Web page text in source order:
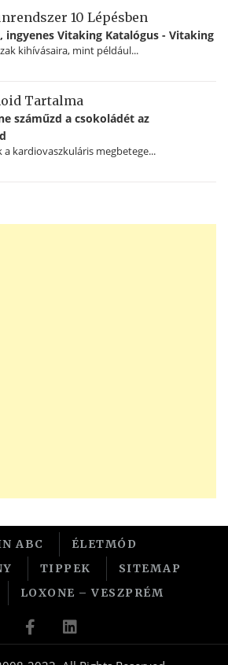
10 Lépésben
ingyenes Vitaking Katalógus - Vitaking
kihívásaira, mint például...
Tartalma
száműzd a csokoládét az
kardiovaszkuláris megbetege...
ABC
ÉLETMÓD
TIPPEK
SITEMAP
LOXONE – VESZPRÉM